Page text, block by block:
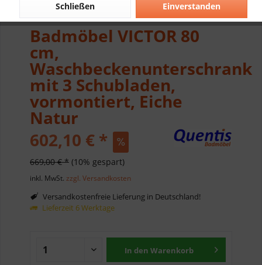
Badmöbel VICTOR 80
cm,
Waschbeckenunterschrank
mit 3 Schubladen,
vormontiert, Eiche
Natur
602,10 € *
669,00 € * (10% gespart)
inkl. MwSt. zzgl. Versandkosten
Versandkostenfreie Lieferung in Deutschland!
Lieferzeit 6 Werktage
In den Warenkorb
Einverstanden
Schließen